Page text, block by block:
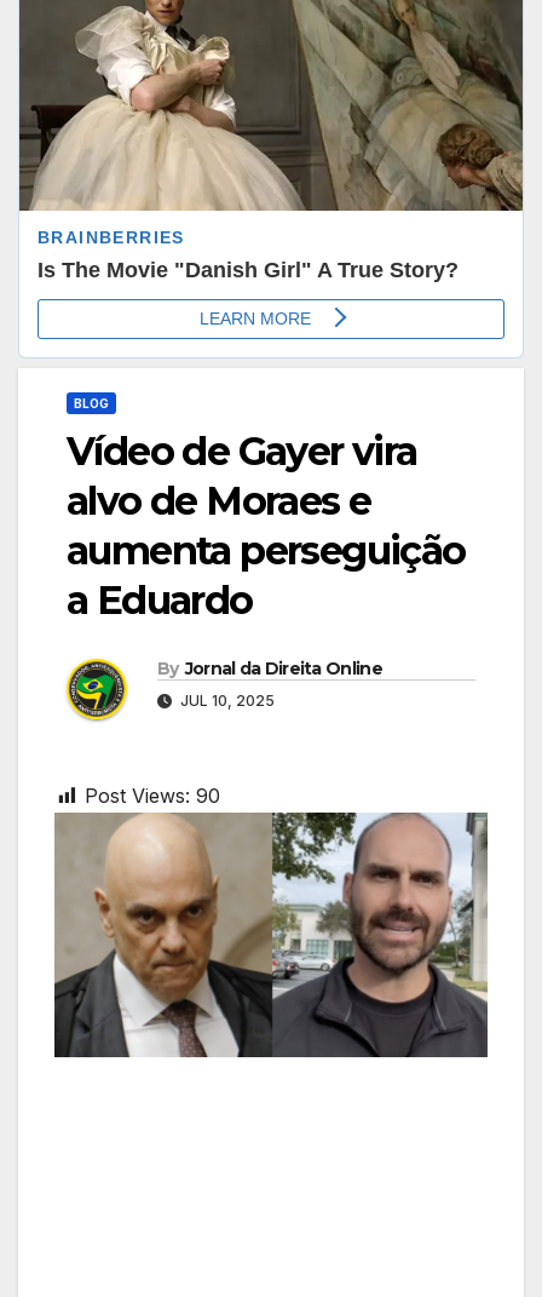
BLOG
Vídeo de Gayer vira
alvo de Moraes e
aumenta perseguição
a Eduardo
By Jornal da Direita Online
JUL 10, 2025
Post Views: 90